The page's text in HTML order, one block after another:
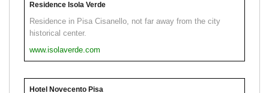
Residence Isola Verde
Residence in Pisa Cisanello, not far away from the city
historical center.
www.isolaverde.com
Hotel Novecento Pisa